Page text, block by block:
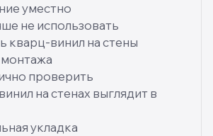
уместно
не использовать
кварц-винил на стены
проверить
на стенах выглядит в
укладка